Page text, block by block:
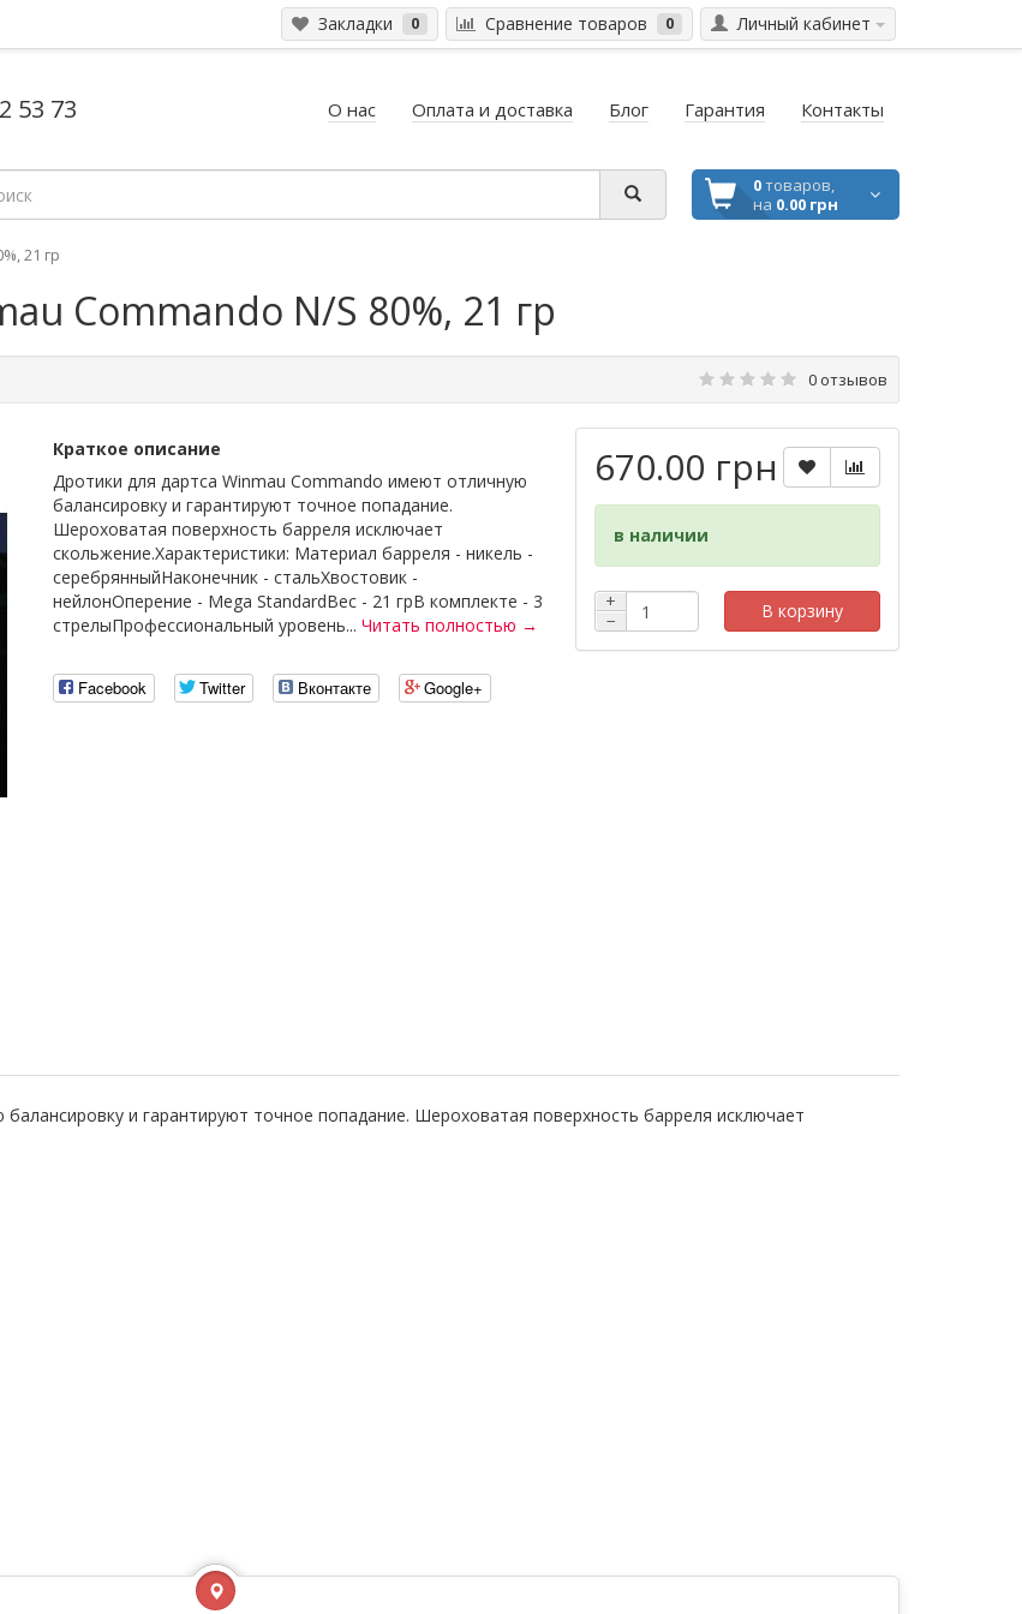
Личный кабинет
Закладки 0 Сравнение товаров 0
53 73 О нас Оплата и доставка Блог Гарантия Контакты
0товаров,
на 0.00 грн
21 гр
Commando N/S 80%, 21 гр
0 отзывов
Краткое описание
Дротики для дартса Winmau Commando имеют отличную
балансировку и гарантируют точное попадание.
Шероховатая поверхность барреля исключает
скольжение.Характеристики: Материал барреля - никель -
серебрянныйНаконечник - стальХвостовик -
нейлонОперение - Mega StandardВес - 21 грВ комплекте - 3
стрелыПрофессиональный уровень... Читать полностью →
Facebook Twitter Вконтакте Google+
670.00 грн
в наличии
+
−
В корзину
и гарантируют точное попадание. Шероховатая поверхность барреля исключает